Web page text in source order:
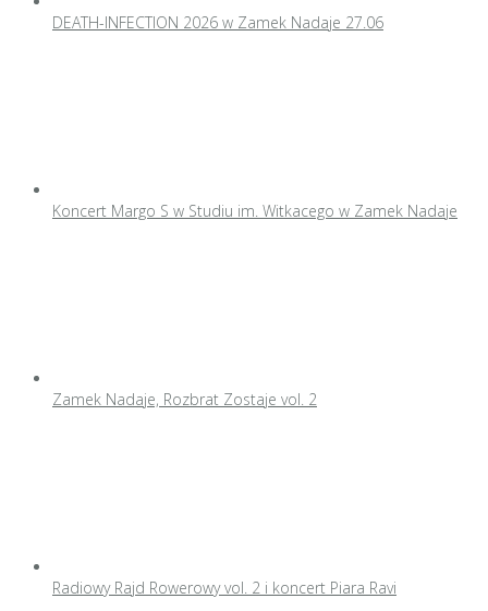
DEATH-INFECTION 2026 w Zamek Nadaje 27.06
Koncert Margo S w Studiu im. Witkacego w Zamek Nadaje
Zamek Nadaje, Rozbrat Zostaje vol. 2
Radiowy Rajd Rowerowy vol. 2 i koncert Piara Ravi